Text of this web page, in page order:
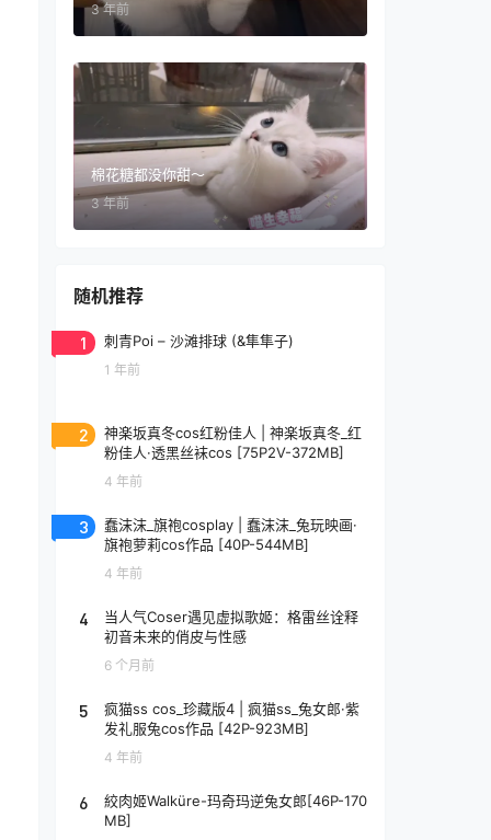
3 年前
棉花糖都没你甜～
3 年前
随机推荐
1 刺青Poi – 沙滩排球 (&隼隼子)
1 年前
2
神楽坂真冬cos红粉佳人 | 神楽坂真冬_红
粉佳人·透黑丝袜cos [75P2V-372MB]
4 年前
3
蠢沫沫_旗袍cosplay | 蠢沫沫_兔玩映画·
旗袍萝莉cos作品 [40P-544MB]
4 年前
4
当人气Coser遇见虚拟歌姬：格雷丝诠释
初音未来的俏皮与性感
6 个月前
5
疯猫ss cos_珍藏版4 | 疯猫ss_兔女郎·紫
发礼服兔cos作品 [42P-923MB]
4 年前
6
絞肉姬Walküre-玛奇玛逆兔女郎[46P-170
MB]